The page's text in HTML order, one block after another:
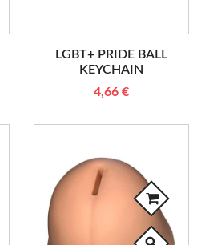
LGBT+ PRIDE BALL
KEYCHAIN
4,66 €